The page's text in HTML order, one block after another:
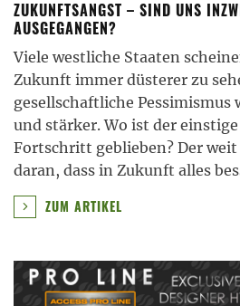
ZUKUNFTSANGST – SIND UNS
AUSGEGANGEN?
Viele westliche Staaten
Zukunft immer düsterer zu
gesellschaftliche
und stärker. Wo ist der einstige
Fortschritt geblieben? Der
daran, dass in Zukunft alles
ZUM ARTIKEL